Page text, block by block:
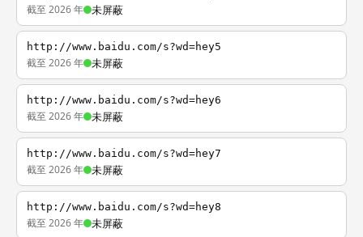
截至 2026 年 未屏蔽
http://www.baidu.com/s?wd=hey5
截至 2026 年 未屏蔽
http://www.baidu.com/s?wd=hey6
截至 2026 年 未屏蔽
http://www.baidu.com/s?wd=hey7
截至 2026 年 未屏蔽
http://www.baidu.com/s?wd=hey8
截至 2026 年 未屏蔽